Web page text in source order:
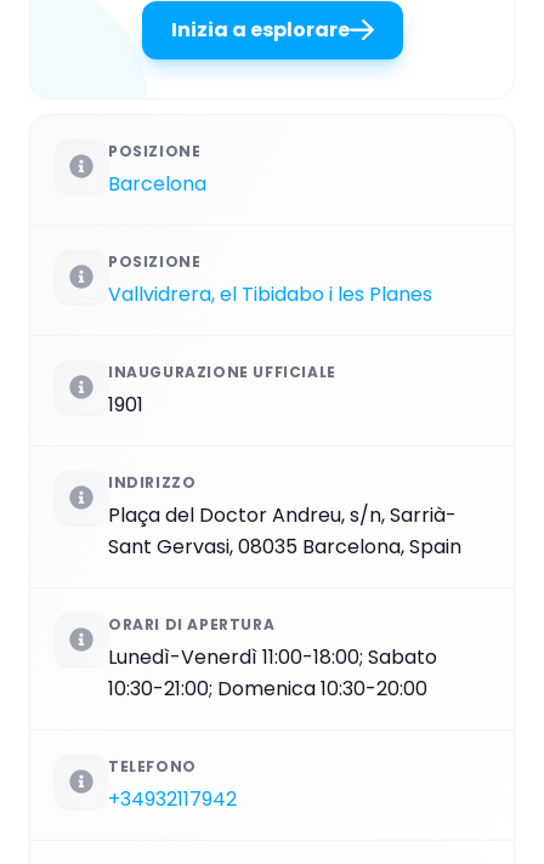
Inizia a esplorare
POSIZIONE
Barcelona
POSIZIONE
Vallvidrera, el Tibidabo i les Planes
INAUGURAZIONE UFFICIALE
1901
INDIRIZZO
Plaça del Doctor Andreu, s/n, Sarrià-
Sant Gervasi, 08035 Barcelona, Spain
ORARI DI APERTURA
Lunedì-Venerdì 11:00-18:00; Sabato
10:30-21:00; Domenica 10:30-20:00
TELEFONO
+34932117942